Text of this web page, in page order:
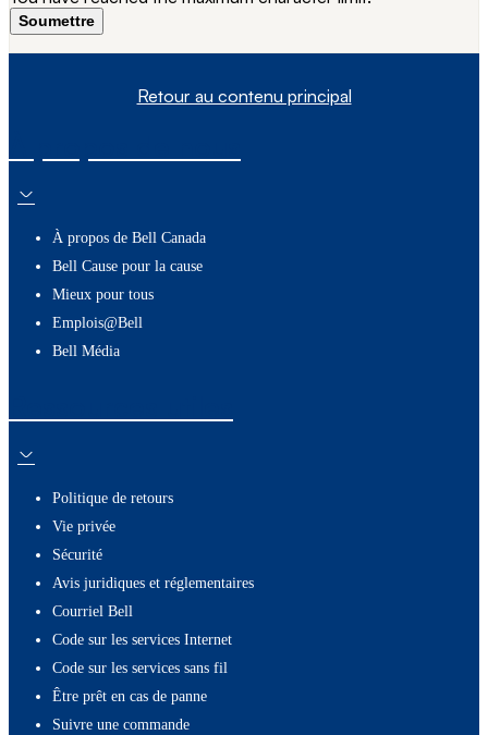
Soumettre
Retour au contenu principal
À propos de Bell Canada
Bell Cause pour la cause
Mieux pour tous
Emplois@Bell
Bell Média
Politique de retours
Vie privée
Sécurité
Avis juridiques et réglementaires
Courriel Bell
Code sur les services Internet
Code sur les services sans fil
Être prêt en cas de panne
Suivre une commande